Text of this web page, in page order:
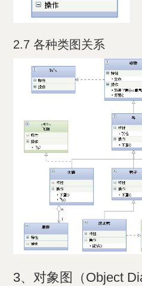
2.7 各种类图关系
3、对象图（Object